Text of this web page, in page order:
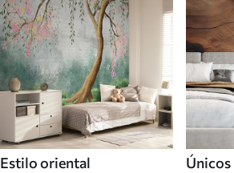
Estilo oriental Únicos